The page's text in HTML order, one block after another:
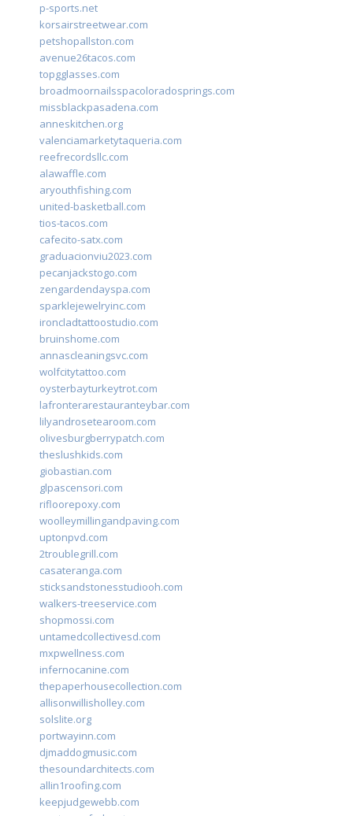
p-sports.net
korsairstreetwear.com
petshopallston.com
avenue26tacos.com
topgglasses.com
broadmoornailsspacoloradosprings.com
missblackpasadena.com
anneskitchen.org
valenciamarketytaqueria.com
reefrecordsllc.com
alawaffle.com
aryouthfishing.com
united-basketball.com
tios-tacos.com
cafecito-satx.com
graduacionviu2023.com
pecanjackstogo.com
zengardendayspa.com
sparklejewelryinc.com
ironcladtattoostudio.com
bruinshome.com
annascleaningsvc.com
wolfcitytattoo.com
oysterbayturkeytrot.com
lafronterarestauranteybar.com
lilyandrosetearoom.com
olivesburgberrypatch.com
theslushkids.com
giobastian.com
glpascensori.com
rifloorepoxy.com
woolleymillingandpaving.com
uptonpvd.com
2troublegrill.com
casateranga.com
sticksandstonesstudiooh.com
walkers-treeservice.com
shopmossi.com
untamedcollectivesd.com
mxpwellness.com
infernocanine.com
thepaperhousecollection.com
allisonwillisholley.com
solslite.org
portwayinn.com
djmaddogmusic.com
thesoundarchitects.com
allin1roofing.com
keepjudgewebb.com